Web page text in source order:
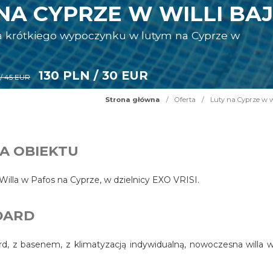
CYPRZE W WILLI
krótkiego wypoczynku w lutym na Cyprze w
45 EUR 130 PLN / 30 EUR
Strona główna / Oferta / Luty na Cyprze w
OBIEKTU
w Pafos na Cyprze, w dzielnicy EXO VRISI.
z basenem, z klimatyzacją indywidualną, nowoczesna willa